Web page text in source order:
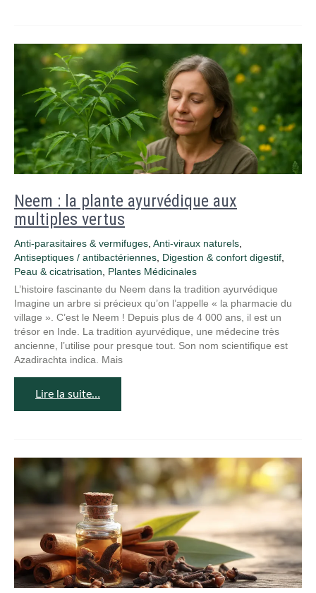
Neem : la plante ayurvédique aux
multiples vertus
Anti-parasitaires & vermifuges Anti-viraux naturels
Antiseptiques / antibactériennes Digestion & confort digestif
Peau & cicatrisation
Plantes Médicinales
L’histoire fascinante du Neem dans la tradition ayurvédique
Imagine un arbre si précieux qu’on l’appelle « la pharmacie du
village ». C’est le Neem ! Depuis plus de 4 000 ans, il est un
trésor en Inde. La tradition ayurvédique, une médecine très
ancienne, l’utilise pour presque tout. Son nom scientifique est
Azadirachta indica. Mais
Lire la suite…